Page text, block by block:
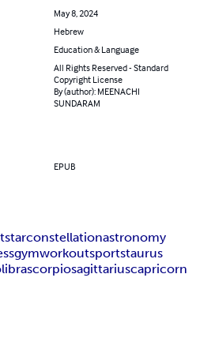
May 8, 2024
Hebrew
Education & Language
All Rights Reserved - Standard
Copyright License
By (author): MEENACHI
SUNDARAM
EPUB
starconstellationastronomy
gymworkoutsportstaurus
librascorpiosagittariuscapricorn